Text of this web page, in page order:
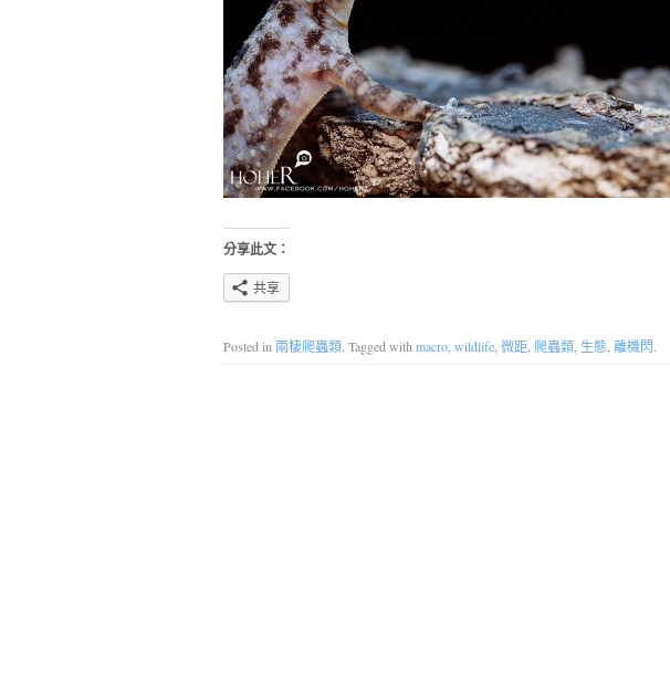
分享此文：
共享
Posted in兩棲爬蟲類. Tagged withmacro, wildlife, 微距, 爬蟲類, 生態, 離機閃.